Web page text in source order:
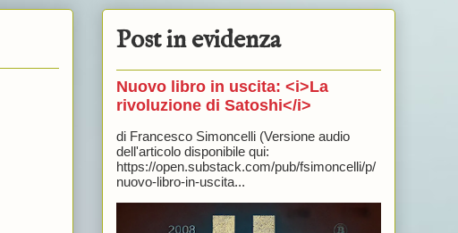
Post in evidenza
Nuovo libro in uscita: <i>La
rivoluzione di Satoshi</i>
di Francesco Simoncelli (Versione audio
dell'articolo disponibile qui:
https://open.substack.com/pub/fsimoncelli/p/
nuovo-libro-in-uscita...